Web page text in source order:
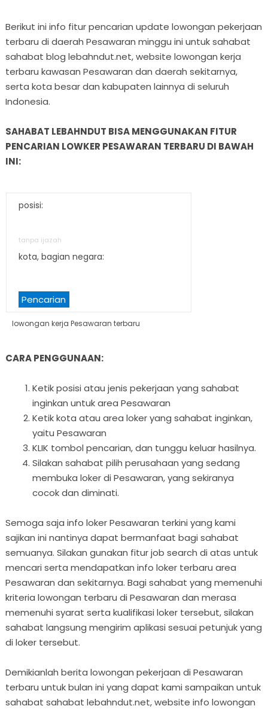
Berikut ini info fitur pencarian update lowongan pekerjaan
terbaru di daerah Pesawaran minggu ini untuk sahabat
sahabat blog lebahndut.net, website lowongan kerja
terbaru kawasan Pesawaran dan daerah sekitarnya,
serta kota besar dan kabupaten lainnya di seluruh
Indonesia.
SAHABAT LEBAHNDUT BISA MENGGUNAKAN FITUR
PENCARIAN LOWKER PESAWARAN TERBARU DI BAWAH
INI:
posisi:
tanpa ijazah
kota, bagian negara:
Pencarian
lowongan kerja Pesawaran terbaru
CARA PENGGUNAAN:
Ketik posisi atau jenis pekerjaan yang sahabat
inginkan untuk area Pesawaran
Ketik kota atau area loker yang sahabat inginkan,
yaitu Pesawaran
KLIK tombol pencarian, dan tunggu keluar hasilnya.
Silakan sahabat pilih perusahaan yang sedang
membuka loker di Pesawaran, yang sekiranya
cocok dan diminati.
Semoga saja info loker Pesawaran terkini yang kami
sajikan ini nantinya dapat bermanfaat bagi sahabat
semuanya. Silakan gunakan fitur job search di atas untuk
mencari serta mendapatkan info loker terbaru area
Pesawaran dan sekitarnya. Bagi sahabat yang memenuhi
kriteria lowongan terbaru di Pesawaran dan merasa
memenuhi syarat serta kualifikasi loker tersebut, silakan
sahabat langsung mengirim aplikasi sesuai petunjuk yang
di loker tersebut.
Demikianlah berita lowongan pekerjaan di Pesawaran
terbaru untuk bulan ini yang dapat kami sampaikan untuk
sahabat sahabat lebahndut.net, website info lowongan